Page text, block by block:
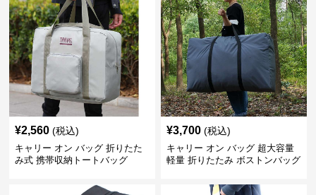
¥2,560 (税込)
キャリー オン バッグ 折りたた
み式 携帯収納トートバッグ
¥3,700 (税込)
キャリー オン バッグ 超大容量
軽量 折りたたみ ボストンバッグ